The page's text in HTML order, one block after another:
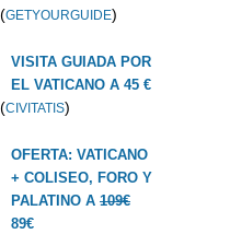
(GETYOURGUIDE)
VISITA GUIADA POR
EL VATICANO A 45 €
(CIVITATIS)
OFERTA: VATICANO
+ COLISEO, FORO Y
PALATINO A 109€
89€